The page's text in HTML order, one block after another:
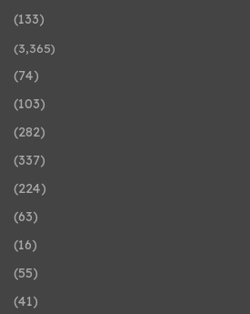
(133)
(3٬365)
(74)
(103)
(282)
(337)
(224)
(63)
(16)
(55)
(41)